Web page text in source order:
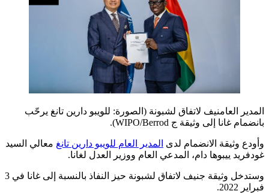
المدير العامنيف لاتفاق لشبونة (الصورة: للويبو دارين تانغ يرحّب
بانضمام غانا إلى وثيقة ج WIPO/Berrod).
وأودع وثيقة الانضمام لدى المدير العام للويبو دارين تانغ معالي السيد
غودفريد ييبوها دام، المدعي العام ووزير العدل لغانا.
وستدخل وثيقة جنيف لاتفاق لشبونة حيز النفاذ بالنسبة إلى غانا في 3
فبراير 2022.